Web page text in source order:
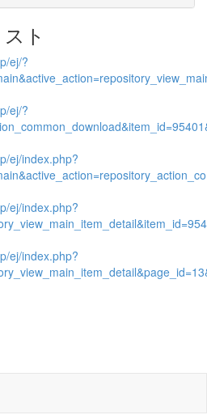
ト
ej/?
ej/?
ej/index.php?
ej/index.php?
ej/index.php?